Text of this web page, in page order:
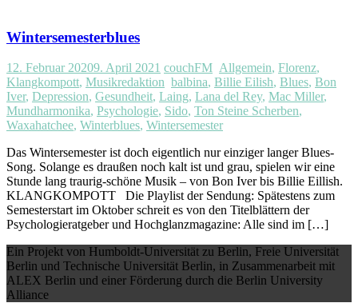
Wintersemesterblues
12. Februar 20209. April 2021 couchFM Allgemein, Florenz,
Klangkompott, Musikredaktion balbina, Billie Eilish, Blues, Bon
Iver, Depression, Gesundheit, Laing, Lana del Rey, Mac Miller,
Mundharmonika, Psychologie, Sido, Ton Steine Scherben,
Waxahatchee, Winterblues, Wintersemester
Das Wintersemester ist doch eigentlich nur einziger langer Blues-
Song. Solange es draußen noch kalt ist und grau, spielen wir eine
Stunde lang traurig-schöne Musik – von Bon Iver bis Billie Eillish.
KLANGKOMPOTT Die Playlist der Sendung: Spätestens zum
Semesterstart im Oktober schreit es von den Titelblättern der
Psychologieratgeber und Hochglanzmagazine: Alle sind im […]
Ein Projekt von Humboldt-Universität zu Berlin, Freie Universität
Berlin und Technische Universität Berlin, in Zusammenarbeit mit
ALEX Berlin und einer Förderung durch die Berlin University
Alliance